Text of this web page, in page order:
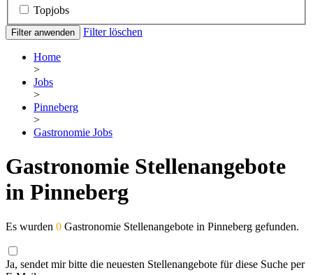
Topjobs
Filter anwenden Filter löschen
Home
>
Jobs
>
Pinneberg
>
Gastronomie Jobs
Gastronomie Stellenangebote
in Pinneberg
Es wurden 0 Gastronomie Stellenangebote in Pinneberg gefunden.
Ja, sendet mir bitte die neuesten Stellenangebote für diese Suche per